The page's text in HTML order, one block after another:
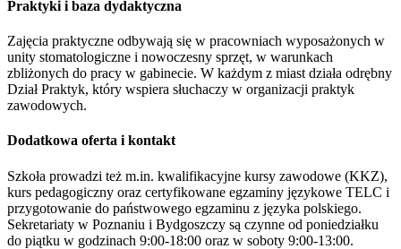
Praktyki i baza dydaktyczna
Zajęcia praktyczne odbywają się w pracowniach wyposażonych w
unity stomatologiczne i nowoczesny sprzęt, w warunkach
zbliżonych do pracy w gabinecie. W każdym z miast działa odrębny
Dział Praktyk, który wspiera słuchaczy w organizacji praktyk
zawodowych.
Dodatkowa oferta i kontakt
Szkoła prowadzi też m.in. kwalifikacyjne kursy zawodowe (KKZ),
kurs pedagogiczny oraz certyfikowane egzaminy językowe TELC i
przygotowanie do państwowego egzaminu z języka polskiego.
Sekretariaty w Poznaniu i Bydgoszczy są czynne od poniedziałku
do piątku w godzinach 9:00-18:00 oraz w soboty 9:00-13:00.